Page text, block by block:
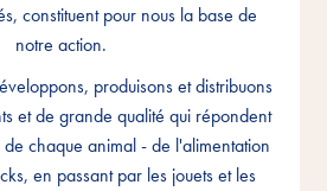
constituent pour nous la base de
notre action.
produisons et distribuons
et de grande qualité qui répondent
chaque animal - de l'alimentation
en passant par les jouets et les
constituent pour nous la base de
notre action.
produisons et distribuons
et de grande qualité qui répondent
chaque animal - de l'alimentation
en passant par les jouets et les
constituent pour nous la base de
notre action.
produisons et distribuons
et de grande qualité qui répondent
chaque animal - de l'alimentation
en passant par les jouets et les